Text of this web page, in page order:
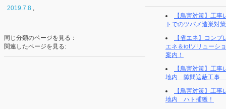
2019.7.8
同じ分類のページを見る：
関連したページを見る:
【鳥害対策】工
トでのツバメ造巣対
【省エネ】コン
エネ＆iotソリューシ
案内！
【鳥害対策】工
地内 隙間遮蔽工事
【鳥害対策】工
地内 ハト捕獲！